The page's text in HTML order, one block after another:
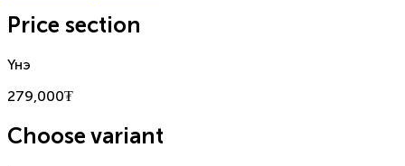
Price section
Үнэ
279,000₮
Choose variant